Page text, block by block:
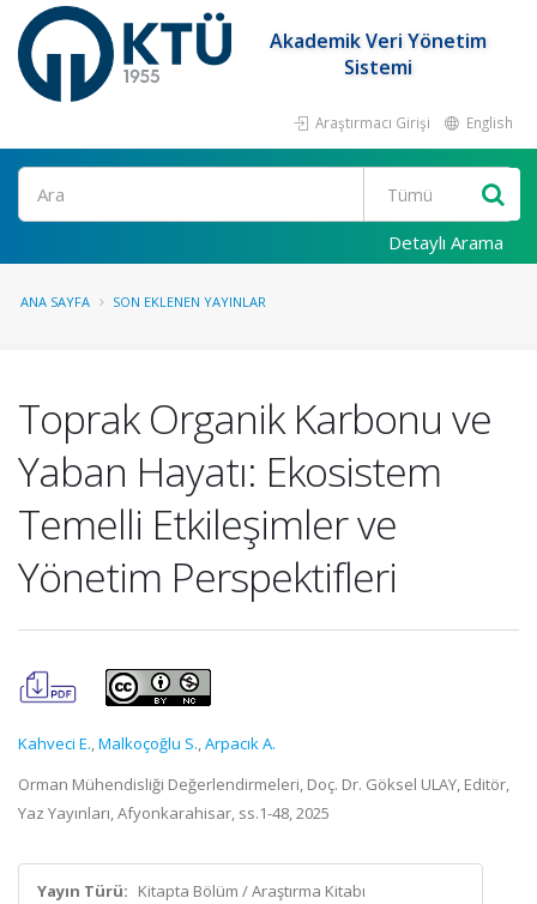
Akademik Veri Yönetim
Sistemi
Araştırmacı Girişi English
Ara
Detaylı Arama
ANA SAYFA SON EKLENEN YAYINLAR
Toprak Organik Karbonu ve
Yaban Hayatı: Ekosistem
Temelli Etkileşimler ve
Yönetim Perspektifleri
Kahveci E.,Malkoçoğlu S.,Arpacık A.
Orman Mühendisliği Değerlendirmeleri, Doç. Dr. Göksel ULAY, Editör,
Yaz Yayınları, Afyonkarahisar, ss.1-48, 2025
Yayın Türü: Kitapta Bölüm / Araştırma Kitabı